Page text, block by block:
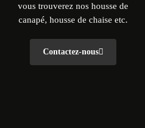
vous trouverez nos housse de
canapé, housse de chaise etc.
Contactez-nous